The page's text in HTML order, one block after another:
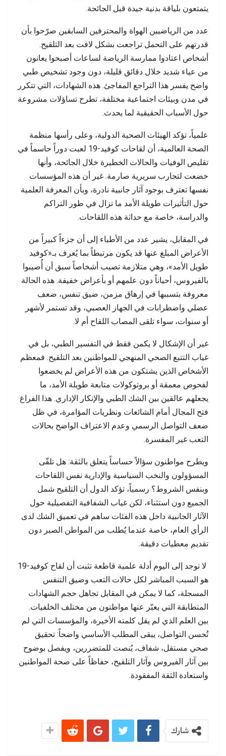
يتمتعون بلياقة بدنية جيدة قبل الجائحة.
عدد من الرياضيين الهواة والمحترفين السابقين صرّحوا بأن
قدرتهم على التحمل تراجعت بشكل لافت بعد التلقيح.
أشخاص اعتادوا ممارسة الرياضة لساعات أصبحوا يعانون
من عياء شديد خلال دقائق قليلة، دون وجود تشخيص طبي
واضح يفسر هذا التراجع المفاجئ. هذه الشهادات، التي تتكرر
في مدن وبيئات اجتماعية مختلفة، تطرح تساؤلات مشروعة
حول الأسباب الحقيقية لما يحدث.
علمياً، تؤكد الهيئات الصحية الدولية، وعلى رأسها منظمة
الصحة العالمية، أن لقاحات كوفيد-19 لعبت دوراً حاسماً في
تقليص الوفيات والحالات الخطيرة خلال الجائحة، وأنها
خضعت لتجارب سريرية صارمة. غير أن هذه المؤسسات
نفسها تعترف بوجود آثار جانبية نادرة، وبأن المعرفة العلمية
حول التأثيرات طويلة الأمد ما تزال في طور التراكم
والدراسة، خاصة مع حداثة هذه اللقاحات.
في المقابل، يشير عدد من الأطباء إلى أن جزءاً كبيراً من
الأعراض المبلغ عنها قد يكون مرتبطاً بما يُعرف بـ«كوفيد
طويل الأمد»، وهي متلازمة تصيب أشخاصاً سبق أن أُصيبوا
بالفيروس، أحياناً دون علمهم أو بأعراض خفيفة. هذه الحالة
معروفة بتسببها في إرهاق مزمن، ضيق تنفس، ضعف
عضلي واضطرابات في الجهاز العصبي، وقد تستمر لأشهر
أو سنوات، سواء تلقى المصاب اللقاح أم لا.
غير أن الإشكال لا يكمن فقط في التفسير الطبي، بل في
غياب التتبع الصحي المنهجي للمواطنين بعد التلقيح. فمعظم
الأشخاص الذين يشتكون من هذه الأعراض لم يخضعوا
لفحوص معمقة أو بروتوكولات متابعة طويلة الأمد، ما
يجعلهم عالقين بين الشك الطبي والإنكار الإداري. هذا الفراغ
فتح المجال أمام الشائعات ونظريات المؤامرة، في ظل
ضعف التواصل الرسمي وعدم الاعتراف الواضح بحالات
التعب غير المفسرة.
ويطرح مواطنون سؤالاً حساساً يتعلق بالثقة: هل تلقّى
المسؤولون والنخب السياسية والإدارية نفس اللقاحات
وبنفس الشروط؟ رسمياً، تؤكد الدول أن التلقيح شمل
الجميع دون استثناء، لكن غياب الشفافية التفصيلية حول
الآثار الجانبية داخل هذه الفئات ساهم في تعميق الشك لدى
الرأي العام، خاصة عندما يُطلب من المواطن الصبر دون
تقديم معطيات دقيقة.
لا توجد إلى اليوم أدلة علمية قاطعة تثبت أن لقاح كوفيد-19
هو السبب المباشر لكل حالات التعب وضيق التنفس
المسجلة، كما لا يمكن في المقابل تجاهل حجم الشهادات
المتطابقة التي يعبّر عنها مواطنون من مختلف الخلفيات.
بين العلم الذي لم يقل كلمته الأخيرة، والمؤسسات التي لم
تُحسن التواصل، يبقى المطلب الأساسي واضحاً: تحقيق
صحي مستقل، شفاف، يُنصت للمتضررين، ويفصل بوضوح
بين آثار الفيروس وآثار التلقيح، حفاظاً على صحة المواطنين
واستعادة الثقة المفقودة.
شارك